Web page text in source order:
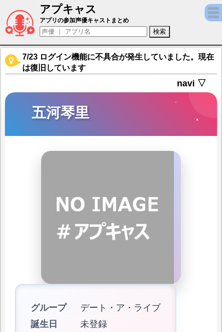
アプキャス
五河琴里（声優：竹達彩奈)【ダンまち?メモ
アプリの参加声優キャストまとめ
7/23 ログイン機能に不具合が発生していました。現在
は復旧しています
navi ▽
五河琴里
グループ
デート・ア・ライブ
誕生日
未登録